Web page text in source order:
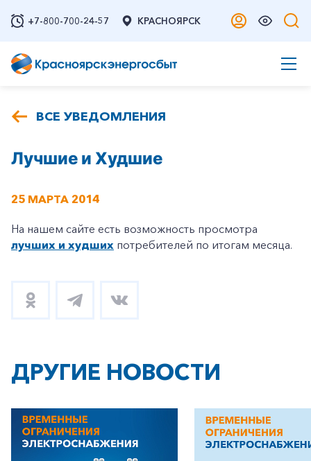
+7-800-700-24-57 КРАСНОЯРСК
ВСЕ УВЕДОМЛЕНИЯ
Лучшие и Худшие
25 МАРТА 2014
На нашем сайте есть возможность просмотра
лучших и худших потребителей по итогам месяца.
ДРУГИЕ НОВОСТИ